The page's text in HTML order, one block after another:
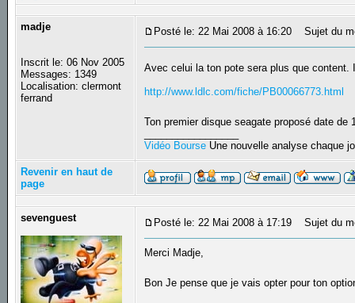
madje
Inscrit le: 06 Nov 2005
Messages: 1349
Localisation: clermont
ferrand
Posté le: 22 Mai 2008 à 16:20 Sujet du
Avec celui la ton pote sera plus que
http://www.ldlc.com/fiche/PB00066773.html
Ton premier disque seagate proposé date
Vidéo Bourse Une nouvelle analyse chaque
Revenir en haut de
page
sevenguest Posté le: 22 Mai 2008 à 17:19 Sujet du
Merci Madje,
Bon Je pense que je vais opter pour ton